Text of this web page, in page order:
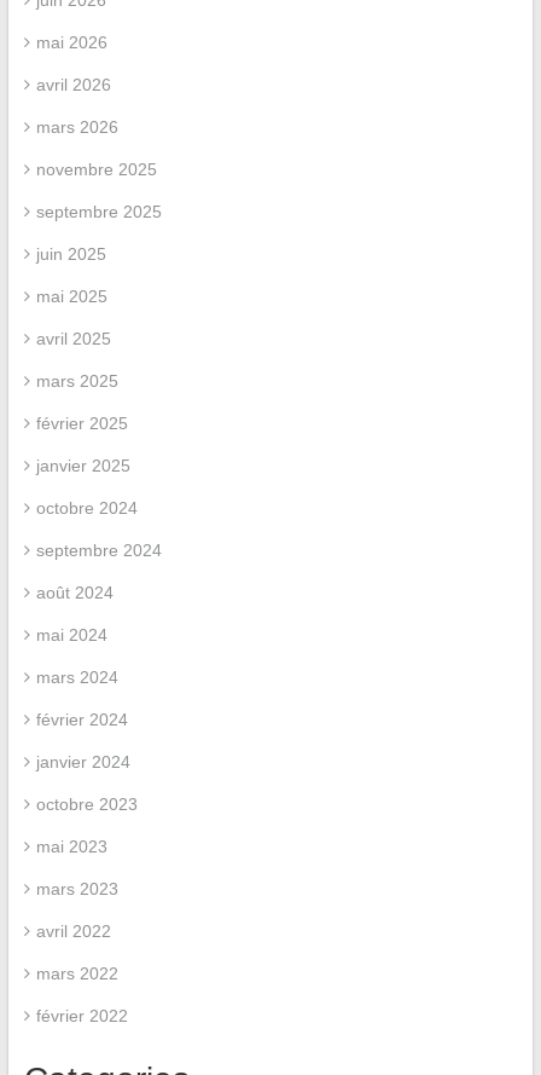
mai 2026
avril 2026
mars 2026
novembre 2025
septembre 2025
juin 2025
mai 2025
avril 2025
mars 2025
février 2025
janvier 2025
octobre 2024
septembre 2024
août 2024
mai 2024
mars 2024
février 2024
janvier 2024
octobre 2023
mai 2023
mars 2023
avril 2022
mars 2022
février 2022